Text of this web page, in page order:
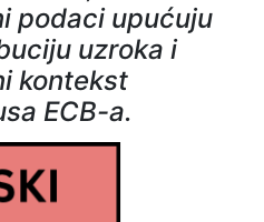
podaci upućuju
uzroka i
kontekst
ECB-a.